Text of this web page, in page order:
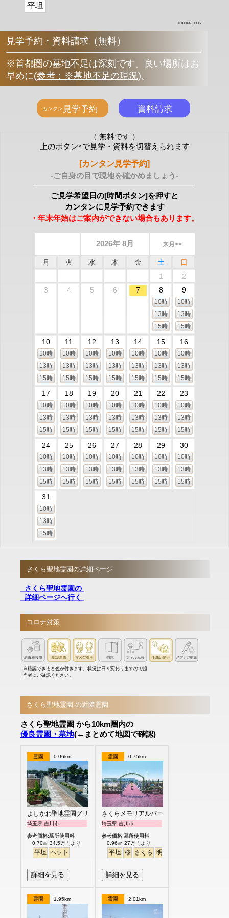
平坦
1110044_0005
見学予約・資料請求（無料）
※首都圏の墓地不足は深刻です。良い場所はお
早めに(参考：※墓地不足の現況)。
（ 無料です ）
上のボタン↑で見学・資料を切替えられます
[カンタン見学予約]
-ご自身の目で現地を確かめましょう-
ご見学希望日の[時間ボタン]を押すと
カンタンに見学予約できます
・年末年始はご案内ができない場合もあります。
2026年 8月 来月>>
月 火 水 木 金 土
日
1
2
3
4 5 6 7 8
10時
13時
15時
9
10時
13時
15時
10
10時
13時
15時
11
10時
13時
15時
12
10時
13時
15時
13
10時
13時
15時
14
10時
13時
15時
15
10時
13時
15時
16
10時
13時
15時
17
10時
13時
15時
18
10時
13時
15時
19
10時
13時
15時
20
10時
13時
15時
21
10時
13時
15時
22
10時
13時
15時
23
10時
13時
15時
24
10時
13時
15時
25
10時
13時
15時
26
10時
13時
15時
27
10時
13時
15時
28
10時
13時
15時
29
10時
13時
15時
30
10時
13時
15時
31
10時
13時
15時
さくら聖地霊園の詳細ページ
さくら聖地霊園の
詳細ページへ行く
コロナ対策
※確認できると色が付きます。状況は日々変わりますので担
当者にご確認ください。
さくら聖地霊園 の近隣霊園
さくら聖地霊園 から10km圏内の
優良霊園・墓地(←まとめて地図で確認)
霊園 0.06km
よしかわ聖地霊園グリーンピア
埼玉県 吉川市
参考価格:墓所使用料
0.70㎡ 34.5万円より
平坦 ペット
詳細を見る
霊園 0.75km
さくらメモリアルパーク
埼玉県 吉川市
参考価格:墓所使用料
0.96㎡ 27万円より
平坦 桜 さくら 明るい
詳細を見る
霊園 1.95km 霊園 2.01km